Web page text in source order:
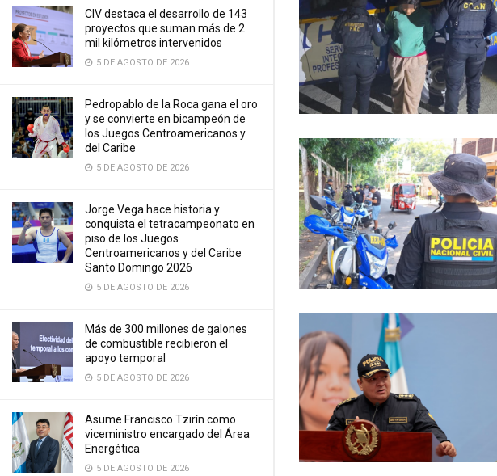
CIV destaca el desarrollo de 143
proyectos que suman más de 2
mil kilómetros intervenidos
5 DE AGOSTO DE 2026
Pedropablo de la Roca gana el oro
y se convierte en bicampeón de
los Juegos Centroamericanos y
del Caribe
5 DE AGOSTO DE 2026
Jorge Vega hace historia y
conquista el tetracampeonato en
piso de los Juegos
Centroamericanos y del Caribe
Santo Domingo 2026
5 DE AGOSTO DE 2026
Más de 300 millones de galones
de combustible recibieron el
apoyo temporal
5 DE AGOSTO DE 2026
Asume Francisco Tzirín como
viceministro encargado del Área
Energética
5 DE AGOSTO DE 2026